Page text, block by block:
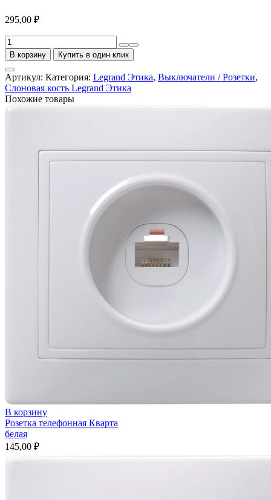
295,00 ₽
Количество
товара
Розетка
телевизионная
TV
оконечная
Legrand
В корзину Купить в один клик
Артикул: Категория: Legrand Этика, Выключатели / Розетки,
Слоновая кость Legrand Этика
Похожие товары
В корзину
Розетка телефонная Кварта
белая
145,00 ₽